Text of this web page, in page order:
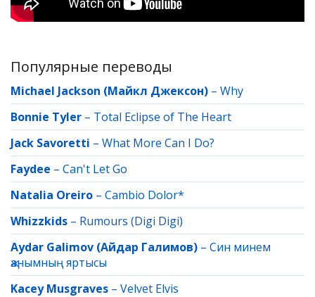
Популярные переводы
Michael Jackson (Майкл Джексон) – Why
Bonnie Tyler – Total Eclipse of The Heart
Jack Savoretti – What More Can I Do?
Faydee – Can't Let Go
Natalia Oreiro – Cambio Dolor*
Whizzkids – Rumours (Digi Digi)
Aydar Galimov (Айдар Галимов) – Син минем
җанымның яртысы
Kacey Musgraves – Velvet Elvis